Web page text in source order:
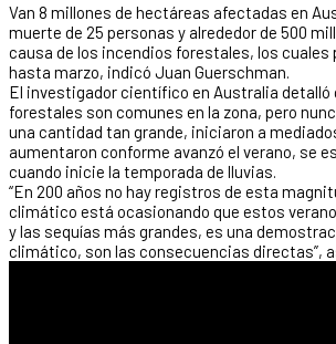
Van 8 millones de hectáreas afectadas en
muerte de 25 personas y alrededor de 500
causa de los incendios forestales, los cuales
hasta marzo, indicó Juan Guerschman.
El investigador científico en Australia detalló
forestales son comunes en la zona, pero
una cantidad tan grande, iniciaron a
aumentaron conforme avanzó el verano, se
cuando inicie la temporada de lluvias.
“En 200 años no hay registros de esta
climático está ocasionando que estos
y las sequías más grandes, es una
climático, son las consecuencias directas”,